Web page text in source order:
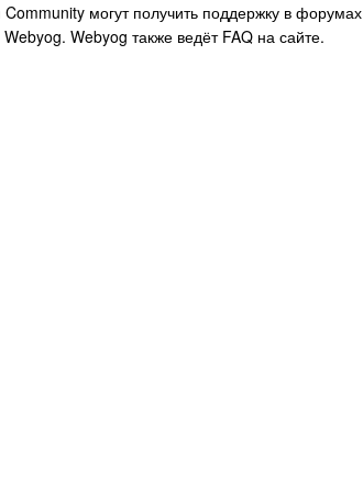
могут получить поддержку в форумах
Webyog также ведёт FAQ на сайте.